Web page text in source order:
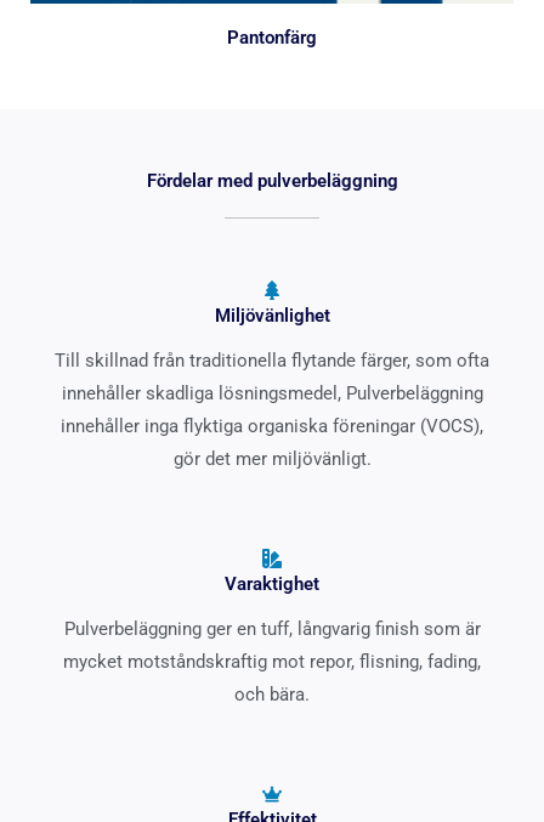
Pantonfärg
Fördelar med pulverbeläggning
Miljövänlighet
Till skillnad från traditionella flytande färger, som ofta
innehåller skadliga lösningsmedel, Pulverbeläggning
innehåller inga flyktiga organiska föreningar (VOCS),
gör det mer miljövänligt.
Varaktighet
Pulverbeläggning ger en tuff, långvarig finish som är
mycket motståndskraftig mot repor, flisning, fading,
och bära.